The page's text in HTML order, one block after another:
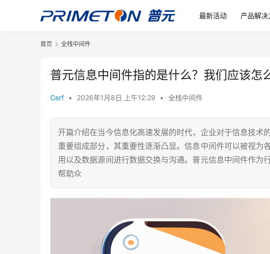
最新活动 产品解决
首页 全栈中间件
普元信息中间件指的是什么？我们应该怎
Cerf • 2026年1月8日 上午12:29 • 全栈中间件
开篇介绍在当今信息化高速发展的时代，企业对于信息技术
重要组成部分，其重要性逐渐凸显。信息中间件可以被视为
用以及数据源间进行数据交换与沟通。普元信息中间件作为
帮助众